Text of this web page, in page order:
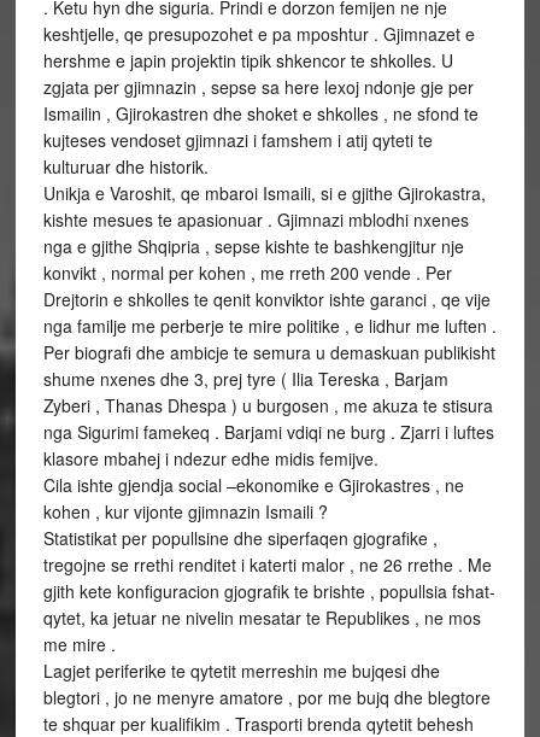
. Ketu hyn dhe siguria. Prindi e dorzon femijen ne nje
keshtjelle, qe presupozohet e pa mposhtur . Gjimnazet e
hershme e japin projektin tipik shkencor te shkolles. U
zgjata per gjimnazin , sepse sa here lexoj ndonje gje per
Ismailin , Gjirokastren dhe shoket e shkolles , ne sfond te
kujteses vendoset gjimnazi i famshem i atij qyteti te
kulturuar dhe historik.
Unikja e Varoshit, qe mbaroi Ismaili, si e gjithe Gjirokastra,
kishte mesues te apasionuar . Gjimnazi mblodhi nxenes
nga e gjithe Shqipria , sepse kishte te bashkengjitur nje
konvikt , normal per kohen , me rreth 200 vende . Per
Drejtorin e shkolles te qenit konviktor ishte garanci , qe vije
nga familje me perberje te mire politike , e lidhur me luften .
Per biografi dhe ambicje te semura u demaskuan publikisht
shume nxenes dhe 3, prej tyre ( Ilia Tereska , Barjam
Zyberi , Thanas Dhespa ) u burgosen , me akuza te stisura
nga Sigurimi famekeq . Barjami vdiqi ne burg . Zjarri i luftes
klasore mbahej i ndezur edhe midis femijve.
Cila ishte gjendja social –ekonomike e Gjirokastres , ne
kohen , kur vijonte gjimnazin Ismaili ?
Statistikat per popullsine dhe siperfaqen gjografike ,
tregojne se rrethi renditet i katerti malor , ne 26 rrethe . Me
gjith kete konfiguracion gjografik te brishte , popullsia fshat-
qytet, ka jetuar ne nivelin mesatar te Republikes , ne mos
me mire .
Lagjet periferike te qytetit merreshin me bujqesi dhe
blegtori , jo ne menyre amatore , por me bujq dhe blegtore
te shquar per kualifikim . Trasporti brenda qytetit behesh